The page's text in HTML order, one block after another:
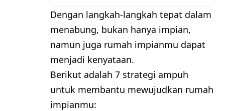
Dengan langkah-langkah tepat dalam
menabung, bukan hanya impian,
namun juga rumah impianmu dapat
menjadi kenyataan.
Berikut adalah 7 strategi ampuh
untuk membantu mewujudkan rumah
impianmu: